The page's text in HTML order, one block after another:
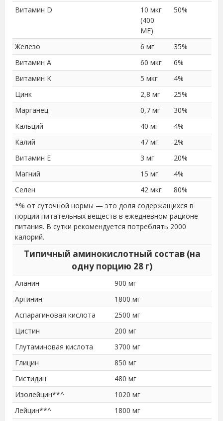
Витамин D
10 мкг
(400
МЕ)
50%
Железо 6 мг
35%
Витамин A
60 мкг
6%
Витамин K
5 мкг
4%
Цинк
2,8 мг
25%
Марганец
0,7 мг
30%
Кальций
40 мг
4%
Калий
47 мг
2%
Витамин E
3 мг
20%
Магний
15 мг
4%
Селен
42 мкг
80%
*% от суточной нормы — это доля содержащихся в
порции питательных веществ в ежедневном рационе
питания. В сутки рекомендуется потреблять 2000
калорий.
Типичный аминокислотный состав (на
одну порцию 28 г)
Аланин
900 мг
Аргинин
1800 мг
Аспарагиновая кислота
2500 мг
Цистин
200 мг
Глутаминовая кислота
3700 мг
Глицин
850 мг
Гистидин
480 мг
Изолейцин**^
1020 мг
Лейцин**^
1800 мг